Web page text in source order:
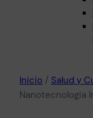
Inicio / Salud y
Nanotecnologia